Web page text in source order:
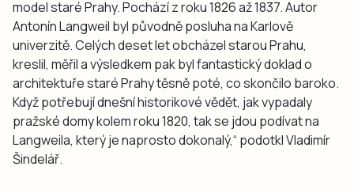
model staré Prahy. Pochází z roku 1826 až 1837. Autor
Antonín Langweil byl původně posluha na Karlově
univerzitě. Celých deset let obcházel starou Prahu,
kreslil, měřil a výsledkem pak byl fantastický doklad o
architektuře staré Prahy těsně poté, co skončilo baroko.
Když potřebují dnešní historikové vědět, jak vypadaly
pražské domy kolem roku 1820, tak se jdou podívat na
Langweila, který je naprosto dokonalý,“ podotkl Vladimír
Šindelář.